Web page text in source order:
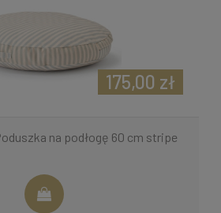
na podłogę 60 cm stripe
175,00 zł